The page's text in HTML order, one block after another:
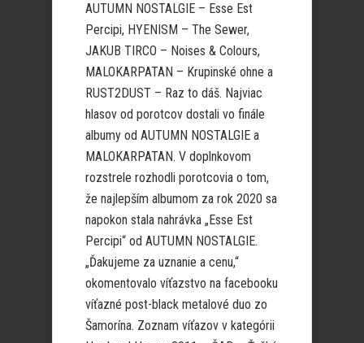
AUTUMN NOSTALGIE – Esse Est
Percipi, HYENISM – The Sewer,
JAKUB TIRCO – Noises & Colours,
MALOKARPATAN – Krupinské ohne a
RUST2DUST – Raz to dáš. Najviac
hlasov od porotcov dostali vo finále
albumy od AUTUMN NOSTALGIE a
MALOKARPATAN. V doplnkovom
rozstrele rozhodli porotcovia o tom,
že najlepším albumom za rok 2020 sa
napokon stala nahrávka „Esse Est
Percipi“ od AUTUMN NOSTALGIE.
„Ďakujeme za uznanie a cenu,“
okomentovalo víťazstvo na facebooku
víťazné post-black metalové duo zo
Šamorína. Zoznam víťazov v kategórii